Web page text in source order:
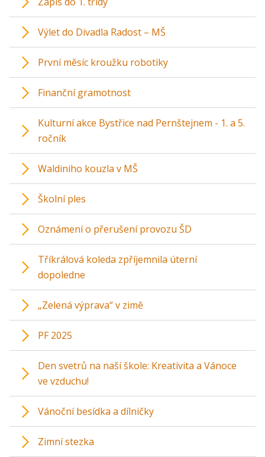
Výlet do Divadla Radost – MŠ
První měsíc kroužku robotiky
Finanční gramotnost
Kulturní akce Bystřice nad Pernštejnem - 1. a 5.
ročník
Waldiniho kouzla v MŠ
Školní ples
Oznámení o přerušení provozu ŠD
Tříkrálová koleda zpříjemnila úterní
dopoledne
„Zelená výprava“ v zimě
PF 2025
Den svetrů na naší škole: Kreativita a Vánoce
ve vzduchu!
Vánoční besídka a dílničky
Zimní stezka